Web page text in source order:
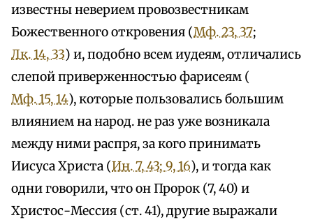
известны неверием провозвестникам
Божественного откровения (Мф. 23, 37;
Лк. 14, 33) и, подобно всем иудеям, отличались
слепой приверженностью фарисеям (
Мф. 15, 14), которые пользовались большим
влиянием на народ. не раз уже возникала
между ними распря, за кого принимать
Иисуса Христа (Ин. 7, 43; 9, 16), и тогда как
одни говорили, что он Пророк (7, 40) и
Христос-Мессия (ст. 41), другие выражали